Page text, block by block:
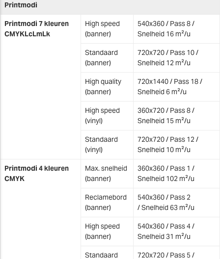
Printmodi
Printmodi 7 kleuren
CMYKLcLmLk
High speed
(banner)
540x360 / Pass 8 /
Snelheid 16 m²/u
Standaard
(banner)
720x720 / Pass 10 /
Snelheid 12 m²/u
High quality
(banner)
720x1440 / Pass 18 /
Snelheid 6 m²/u
High speed
(vinyl)
360x720 / Pass 8 /
Snelheid 15 m²/u
Standaard
(vinyl)
720x720 / Pass 12 /
Snelheid 10 m²/u
Printmodi 4 kleuren
CMYK
Max. snelheid
(banner)
360x360 / Pass 1 /
Snelheid 102 m²/u
Reclamebord
(banner)
540x360 / Pass 2
/ Snelheid 63 m²/u
High speed
(banner)
540x360 / Pass 4 /
Snelheid 31 m²/u
Standaard 720x720 / Pass 5 /